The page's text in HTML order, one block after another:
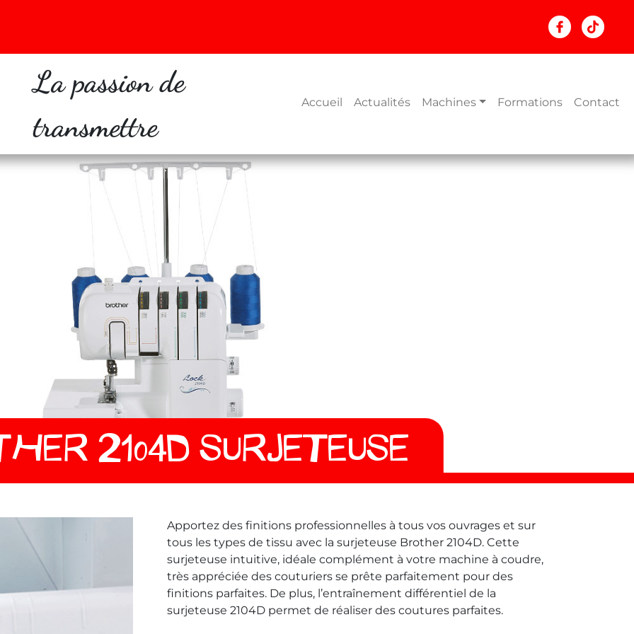
La passion de
transmettre
Accueil Actualités Machines Formations Contact
2104D SURJETEUSE
Apportez des finitions professionnelles à tous vos ouvrages et sur
tous les types de tissu avec la surjeteuse Brother 2104D. Cette
surjeteuse intuitive, idéale complément à votre machine à coudre,
très appréciée des couturiers se prête parfaitement pour des
finitions parfaites. De plus, l’entraînement différentiel de la
surjeteuse 2104D permet de réaliser des coutures parfaites.